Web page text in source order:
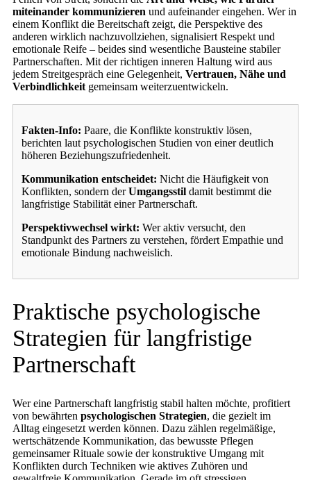
miteinander kommunizieren und aufeinander eingehen. Wer in
einem Konflikt die Bereitschaft zeigt, die Perspektive des
anderen wirklich nachzuvollziehen, signalisiert Respekt und
emotionale Reife – beides sind wesentliche Bausteine stabiler
Partnerschaften. Mit der richtigen inneren Haltung wird aus
jedem Streitgespräch eine Gelegenheit, Vertrauen, Nähe und
Verbindlichkeit gemeinsam weiterzuentwickeln.
Fakten-Info: Paare, die Konflikte konstruktiv lösen,
berichten laut psychologischen Studien von einer deutlich
höheren Beziehungszufriedenheit.
Kommunikation entscheidet: Nicht die Häufigkeit von
Konflikten, sondern derUmgangsstil damit bestimmt die
langfristige Stabilität einer Partnerschaft.
Perspektivwechsel wirkt: Wer aktiv versucht, den
Standpunkt des Partners zu verstehen, fördert Empathie und
emotionale Bindung nachweislich.
Praktische psychologische
Strategien für langfristige
Partnerschaft
Wer eine Partnerschaft langfristig stabil halten möchte, profitiert
von bewährten psychologischen Strategien, die gezielt im
Alltag eingesetzt werden können. Dazu zählen regelmäßige,
wertschätzende Kommunikation, das bewusste Pflegen
gemeinsamer Rituale sowie der konstruktive Umgang mit
Konflikten durch Techniken wie aktives Zuhören und